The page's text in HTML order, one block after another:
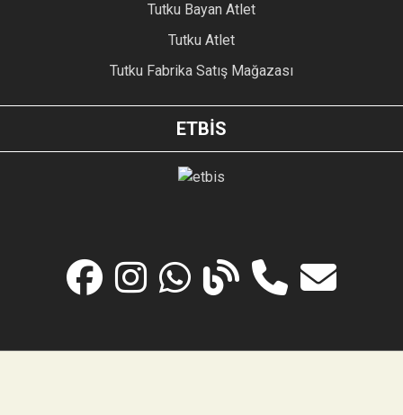
Tutku Bayan Atlet
Tutku Atlet
Tutku Fabrika Satış Mağazası
ETBİS